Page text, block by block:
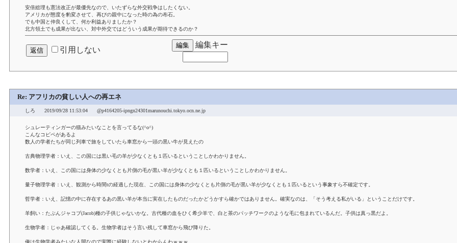
安倍総理も憲法改正が最優先なので、いたずらな外交戦争はしたくない。
アメリカが態度を豹変させて、再びの親中になった時の為の布石。
でも中国と仲良くして、何か利益ありましたか？
北方領土でも成果が出ない、対中外交ではどういう成果が期待できるのか？
引用しない
編集キー
Re: アフリカの貧しい人への再エネ
しろ 2019/09/28 11:53:04 @p4164205-ipngn24301marunouchi.tokyo.ocn.ne.jp
シュレーティンガーの猫みたいなことを言ってるな(^o^)
こんなコピペがあるよ
数人の学者たちが同じ列車で旅をしていたら車窓から一頭の黒い牛が見えたの
古典物理学者：いえ、この国には黒い毛の羊が少なくとも１匹いるということしかわかりません。
数学者：いえ、この国には身体の少なくとも片側の毛が黒い羊が少なくとも１匹いるということしかわかりません。
量子物理学者：いえ、観測から時間tの経過した現在、この国には身体の少なくとも片側の毛が黒い羊が少なくとも１匹いるという事象すら不確定です。
哲学者：いえ、記憶の中に存在するあの黒い羊が本当に実在したものだったかどうかすら確かではありません。確実なのは、「そう考える私がいる」ということだけです。
羊飼い：たぶんジャコブ(Jacob)種の子供じゃないかな。古代種の血をひく希少羊で、白と茶のパッチワークのような毛に包まれているんだ。子供は真っ黒だよ。
生物学者：じゃあ確認してくる。生物学者はそう言い残して車窓から飛び降りた。
俺は生物学者みたいな人間なので実際に経験しないとわからんわｗｗｗ